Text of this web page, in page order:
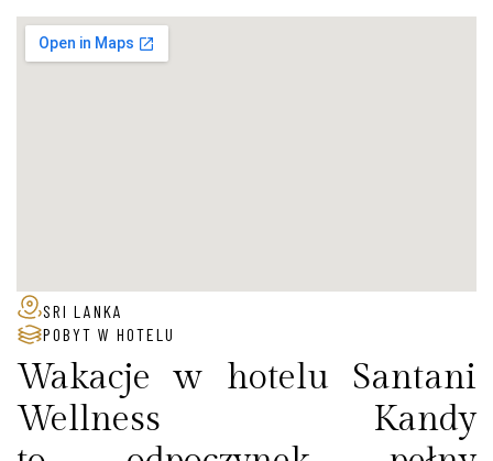
SRI LANKA
POBYT W HOTELU
Wakacje w hotelu Santani
Wellness Kandy